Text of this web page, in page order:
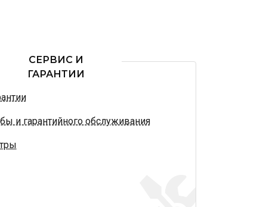
СЕРВИС И
ГАРАНТИИ
и гарантийного обслуживания